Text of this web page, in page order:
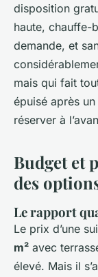
disposition
haute, chauffe-
demande, et
mais qui fait
épuisé après
réserver à
Budget et
des
Le rapport
Le prix d’une
m² avec
élevé. Mais il